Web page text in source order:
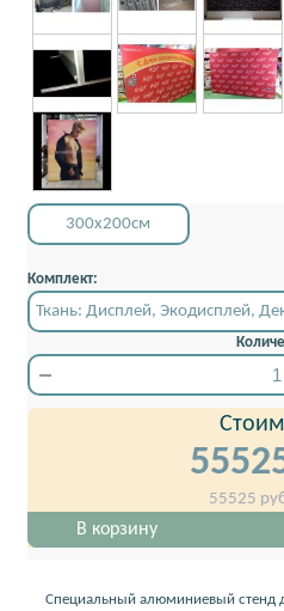
300x200см
Комплект:
Ткань: Дисплей, Экодисплей,
55525
В корзину
Специальный алюминиевый стенд